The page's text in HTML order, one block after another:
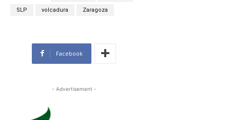
SLP volcadura Zaragoza
Facebook
- Advertisement -